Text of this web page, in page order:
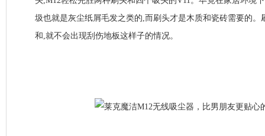
圾也就是灰尘纸屑毛发之类的,而刷头才是木质和瓷砖需要的。
和,就不会出现刮伤地板这样子的情况。